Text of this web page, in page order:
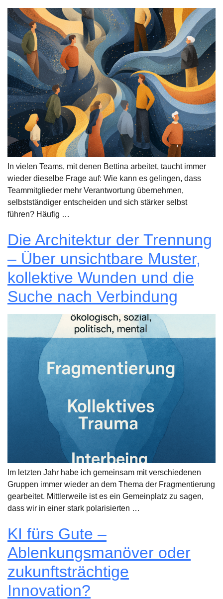
In vielen Teams, mit denen Bettina arbeitet, taucht immer
wieder dieselbe Frage auf: Wie kann es gelingen, dass
Teammitglieder mehr Verantwortung übernehmen,
selbstständiger entscheiden und sich stärker selbst
führen? Häufig …
Die Architektur der Trennung
– Über unsichtbare Muster,
kollektive Wunden und die
Suche nach Verbindung
Im letzten Jahr habe ich gemeinsam mit verschiedenen
Gruppen immer wieder an dem Thema der Fragmentierung
gearbeitet. Mittlerweile ist es ein Gemeinplatz zu sagen,
dass wir in einer stark polarisierten …
KI fürs Gute –
Ablenkungsmanöver oder
zukunftsträchtige
Innovation?